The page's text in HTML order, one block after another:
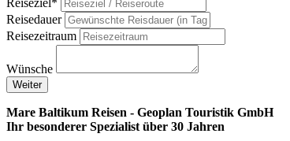
Reiseziel*
Reisedauer
Reisezeitraum
Wünsche
Weiter
Mare Baltikum Reisen - Geoplan Touristik GmbH
Ihr besonderer Spezialist über 30 Jahren